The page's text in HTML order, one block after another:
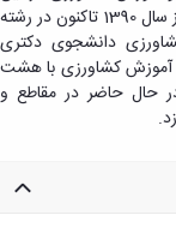
دانشگاه تاسیس شده است. همچنین در مقطع دکتری از سال 1390 تاکنون در رشته
رشته ترویج کشاورزی دانشجوی دکتری
(1395) گروه ترویج و آموزش کشاورزی با هشت
حال حاضر در مقاطع و